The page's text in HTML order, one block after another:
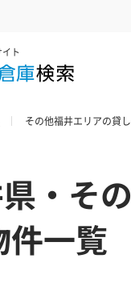
ト
その他福井エリアの貸
・そ
件一覧